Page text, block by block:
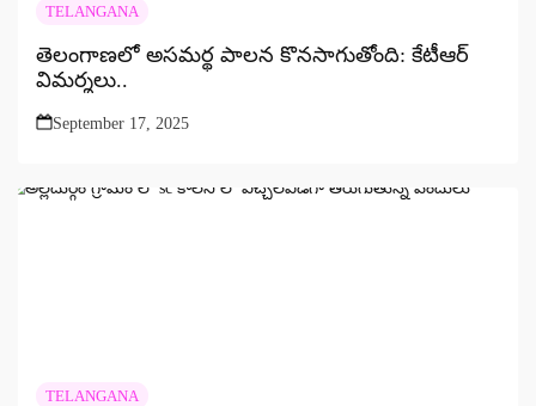
TELANGANA
తెలంగాణలో అసమర్థ పాలన కొనసాగుతోంది: కేటీఆర్
విమర్శలు..
September 17, 2025
TELANGANA